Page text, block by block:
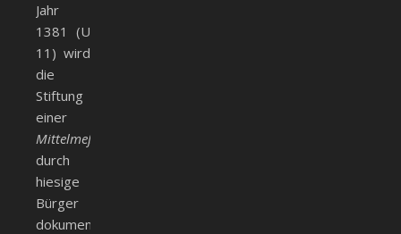
Jahr
1381 (U
11) wird
die
Stiftung
einer
Mittelmeß
durch
hiesige
Bürger
dokumentiert,